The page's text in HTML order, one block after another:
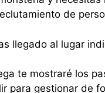
de
llegado al lugar
te mostraré los
para gestionar de